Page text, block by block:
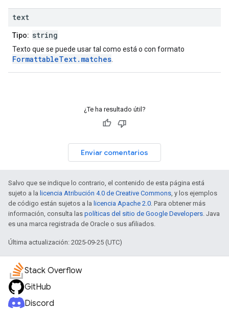
text
Tipo: string
Texto que se puede usar tal como está o con formato
FormattableText.matches
¿Te ha resultado útil?
Enviar comentarios
Salvo que se indique lo contrario, el contenido de esta página está
sujeto a la licencia Atribución 4.0 de Creative Commons, y los ejemplos
de código están sujetos a la licencia Apache 2.0. Para obtener más
información, consulta las políticas del sitio de Google Developers. Java
es una marca registrada de Oracle o sus afiliados.
Última actualización: 2025-09-25 (UTC)
Stack Overflow
GitHub
Discord